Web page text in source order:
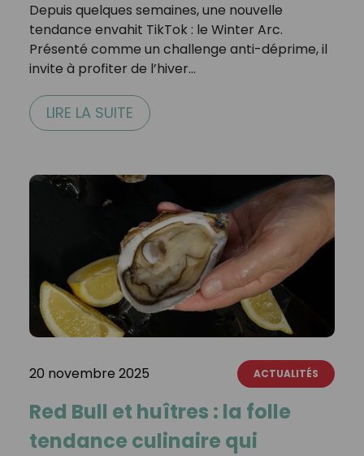
Depuis quelques semaines, une nouvelle
tendance envahit TikTok : le Winter Arc.
Présenté comme un challenge anti-déprime, il
invite à profiter de l’hiver…
LIRE LA SUITE
20 novembre 2025 ACTUALITÉS
Red Bull et huîtres : la folle
tendance culinaire qui